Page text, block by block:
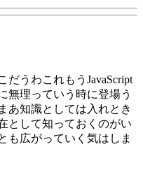
うわこれもうJavaScript
無理っていう時に登場う
あ知識としては入れとき
として知っておくのがい
も広がっていく気はしま